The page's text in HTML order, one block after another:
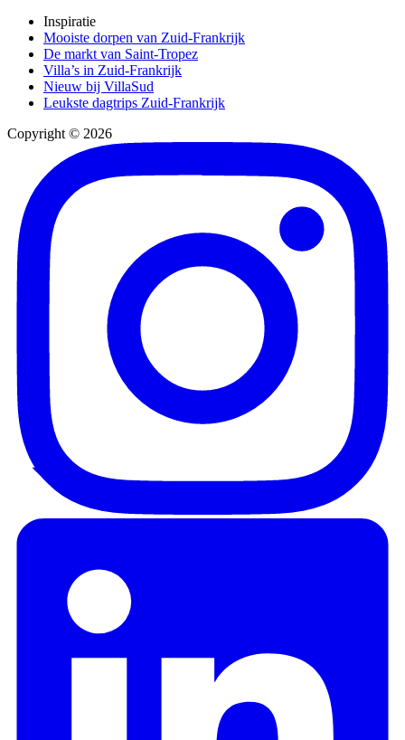
Inspiratie
Mooiste dorpen van Zuid-Frankrijk
De markt van Saint-Tropez
Villa’s in Zuid-Frankrijk
Nieuw bij VillaSud
Leukste dagtrips Zuid-Frankrijk
Copyright © 2026